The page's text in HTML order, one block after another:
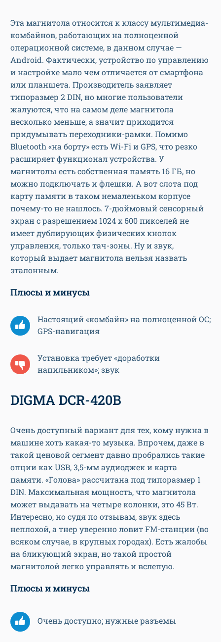
Эта магнитола относится к классу мультимедиа-
комбайнов, работающих на полноценной
операционной системе, в данном случае —
Android. Фактически, устройство по управлению
и настройке мало чем отличается от смартфона
или планшета. Производитель заявляет
типоразмер 2 DIN, но многие пользователи
жалуются, что на самом деле магнитола
несколько меньше, а значит приходится
придумывать переходники-рамки. Помимо
Bluetooth «на борту» есть Wi-Fi и GPS, что резко
расширяет функционал устройства. У
магнитолы есть собственная память 16 ГБ, но
можно подключать и флешки. А вот слота под
карту памяти в таком немаленьком корпусе
почему-то не нашлось. 7-дюймовый сенсорный
экран с разрешением 1024 х 600 пикселей не
имеет дублирующих физических кнопок
управления, только тач-зоны. Ну и звук,
который выдает магнитола нельзя назвать
эталонным.
Плюсы и минусы
Настоящий «комбайн» на полноценной ОС;
GPS-навигация
Установка требует «доработки
напильником»; звук
DIGMA DCR-420B
Очень доступный вариант для тех, кому нужна в
машине хоть какая-то музыка. Впрочем, даже в
такой ценовой сегмент давно пробрались такие
опции как USB, 3,5-мм аудиоджек и карта
памяти. «Голова» рассчитана под типоразмер 1
DIN. Максимальная мощность, что магнитола
может выдавать на четыре колонки, это 45 Вт.
Интересно, но судя по отзывам, звук здесь
неплохой, а тнер уверенно ловит FM-станции (во
всяком случае, в крупных городах). Есть жалобы
на бликующий экран, но такой простой
магнитолой легко управлять и вслепую.
Плюсы и минусы
Очень доступно; нужные разъемы